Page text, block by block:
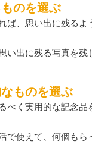
のを選ぶ
、思い出に残る
出に残る写真を
ものを選ぶ
べく実用的な記念
使えて、何個もら